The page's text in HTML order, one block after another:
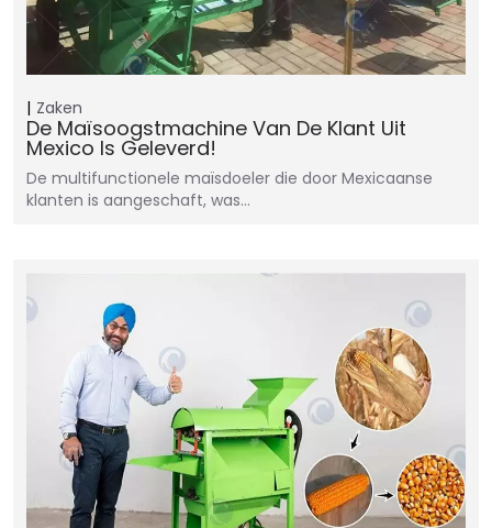
Zaken
De Maïsoogstmachine Van De Klant Uit
Mexico Is Geleverd!
De multifunctionele maïsdoeler die door Mexicaanse
klanten is aangeschaft, was…